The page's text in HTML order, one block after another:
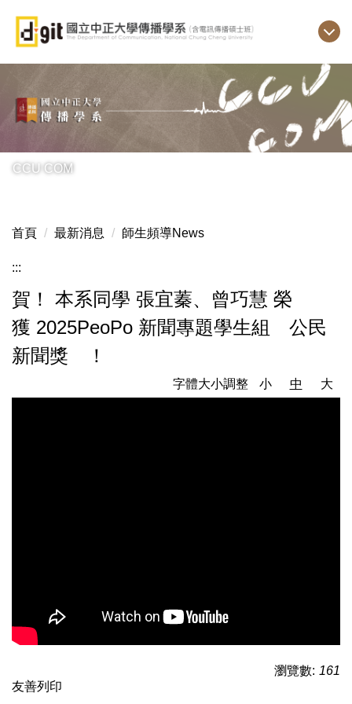
主
區
CCU COM
首頁 最新消息 師生頻導News
:::
賀！ 本系同學 張宜蓁、曾巧慧 榮
獲 2025PeoPo 新聞專題學生組 公民
新聞獎 ！
字體大小調整 小 中 大
瀏覽數: 161
友善列印